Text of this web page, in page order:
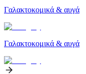
Γαλακτοκομικά & αυγά
Γαλακτοκομικά & αυγά